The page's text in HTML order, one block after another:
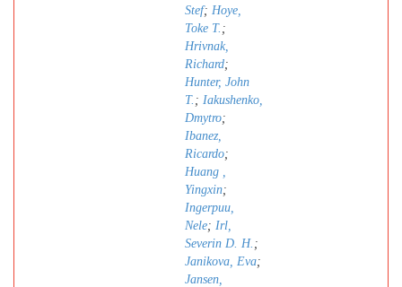
Stef; Hoye,
Toke T. ;
Hrivnak,
Richard;
Hunter, John
T. ; Iakushenko,
Dmytro;
Ibanez,
Ricardo;
Huang ,
Yingxin;
Ingerpuu,
Nele; Irl,
Severin D. H. ;
Janikova, Eva;
Jansen,